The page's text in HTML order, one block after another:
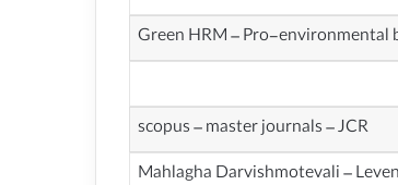
Green HRM – Pro-environmental
scopus – master journals – JCR
Mahlagha Darvishmotevali –